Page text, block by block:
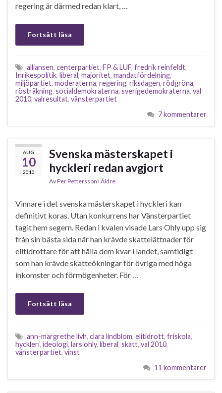
regering är därmed redan klart, …
Fortsätt läsa
alliansen, centerpartiet, FP & LUF, fredrik reinfeldt,
Inrikespolitik, liberal, majoritet, mandatfördelning,
miljöpartiet, moderaterna, regering, riksdagen, rödgröna,
rösträkning, socialdemokraterna, sverigedemokraterna, val
2010, valresultat, vänsterpartiet
7 kommentarer
AUG
10
2010
Svenska mästerskapet i
hyckleri redan avgjort
AvPer Pettersson iÄldre
Vinnare i det svenska mästerskapet i hyckleri kan
definitivt koras. Utan konkurrens har Vänsterpartiet
tagit hem segern. Redan i kvalen visade Lars Ohly upp sig
från sin bästa sida när han krävde skattelättnader för
elitidrottare för att hålla dem kvar i landet, samtidigt
som han krävde skatteökningar för övriga med höga
inkomster och förmögenheter. För …
Fortsätt läsa
ann-margrethe livh, clara lindblom, elitidrott, friskola,
hyckleri, ideologi, lars ohly, liberal, skatt, val 2010,
vänsterpartiet, vinst
11 kommentarer